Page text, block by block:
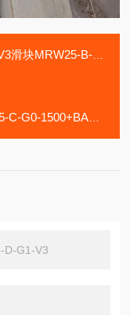
B-G1-V3施耐博格
滑块导轨